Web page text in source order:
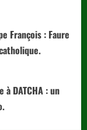
François : Faure
DATCHA : un